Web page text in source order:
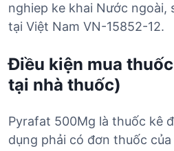
nghiep ke khai Nước ngoài,
tại Việt Nam VN-15852-12.
Điều kiện mua
tại nhà thuốc)
Pyrafat 500Mg là thuốc kê
dụng phải có đơn thuốc của